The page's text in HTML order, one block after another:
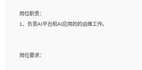
4、熟练使用oracle、mysql进行开发；
5、熟悉流程开发如使用activiti；
岗位职责：
1、负责AI平台和AI应用的的运维工作。
岗位要求：